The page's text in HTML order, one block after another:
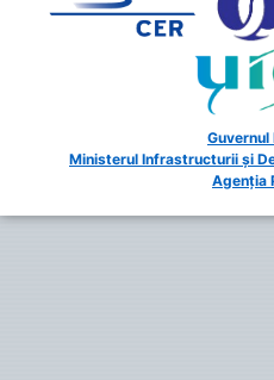
Guvernul
Ministerul Infrastructurii și
Agenția